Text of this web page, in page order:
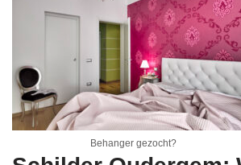
Behanger gezocht?